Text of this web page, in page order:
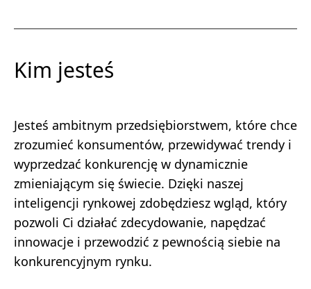
Kim jesteś
Jesteś ambitnym przedsiębiorstwem, które chce
zrozumieć konsumentów, przewidywać trendy i
wyprzedzać konkurencję w dynamicznie
zmieniającym się świecie. Dzięki naszej
inteligencji rynkowej zdobędziesz wgląd, który
pozwoli Ci działać zdecydowanie, napędzać
innowacje i przewodzić z pewnością siebie na
konkurencyjnym rynku.